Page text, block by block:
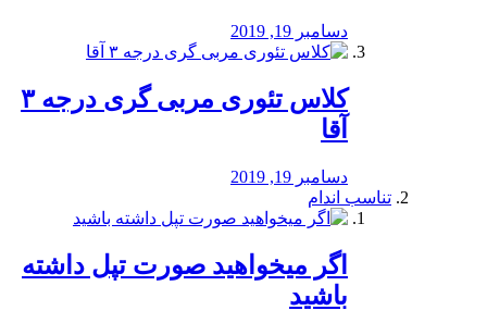
دسامبر 19, 2019
کلاس تئوری مربی گری درجه ۳
آقا
دسامبر 19, 2019
تناسب اندام
اگر میخواهید صورت تپل داشته
باشید